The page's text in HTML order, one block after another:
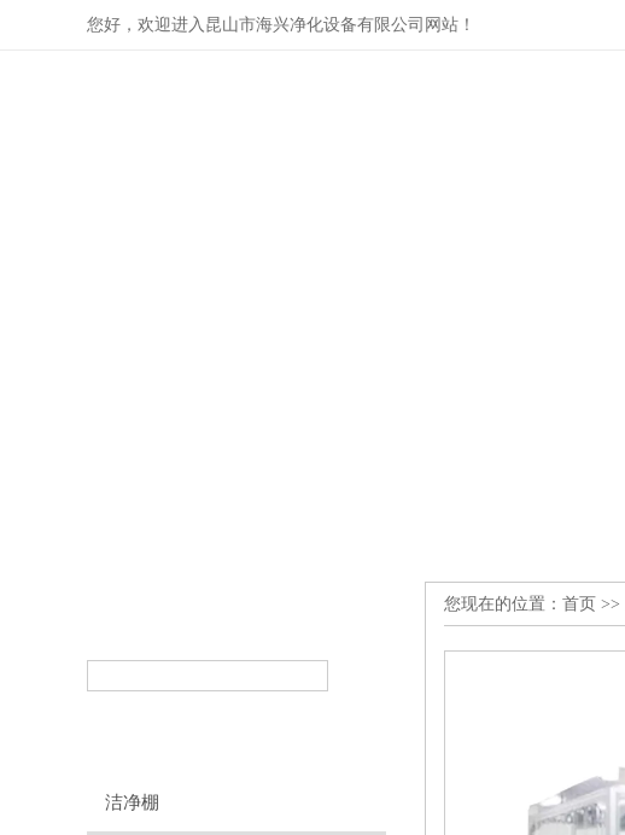
您好，欢迎进入昆山市海兴净化设备有限公司网站！
洁净棚
您现在的位置： 首页 >>